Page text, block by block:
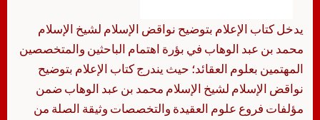
يدخل كتاب الإعلام بتوضيح نواقض الإسلام لشيخ الإسلام
محمد بن عبد الوهاب في بؤرة اهتمام الباحثين والمتخصصين
المهتمين بعلوم العقائد؛ حيث يندرج كتاب الإعلام بتوضيح
نواقض الإسلام لشيخ الإسلام محمد بن عبد الوهاب ضمن
مؤلفات فروع علوم العقيدة والتخصصات وثيقة الصلة من